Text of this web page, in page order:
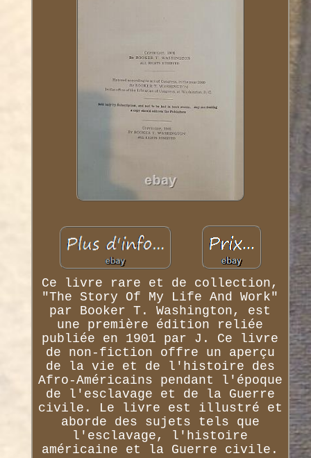
Ce livre rare et de collection,
"The Story Of My Life And Work"
par Booker T. Washington, est
une première édition reliée
publiée en 1901 par J. Ce livre
de non-fiction offre un aperçu
de la vie et de l'histoire des
Afro-Américains pendant l'époque
de l'esclavage et de la Guerre
civile. Le livre est illustré et
aborde des sujets tels que
l'esclavage, l'histoire
américaine et la Guerre civile.